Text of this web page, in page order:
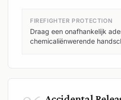
FIREFIGHTER PROTECTION
Draag een onafhankelijk
chemicaliënwerende